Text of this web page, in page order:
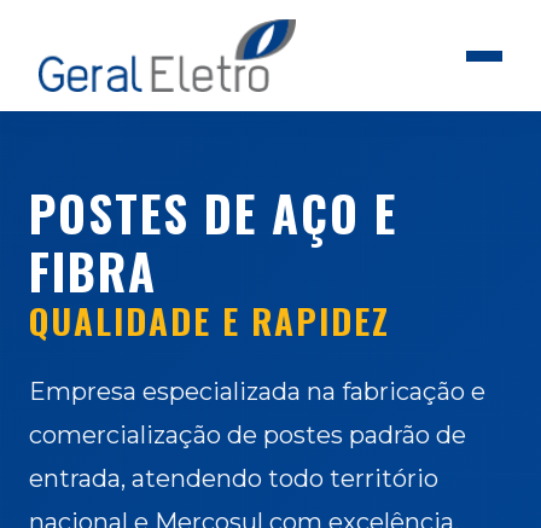
POSTES DE AÇO E
FIBRA
QUALIDADE E RAPIDEZ
Empresa especializada na fabricação e
comercialização de postes padrão de
entrada, atendendo todo território
nacional e Mercosul com excelência.